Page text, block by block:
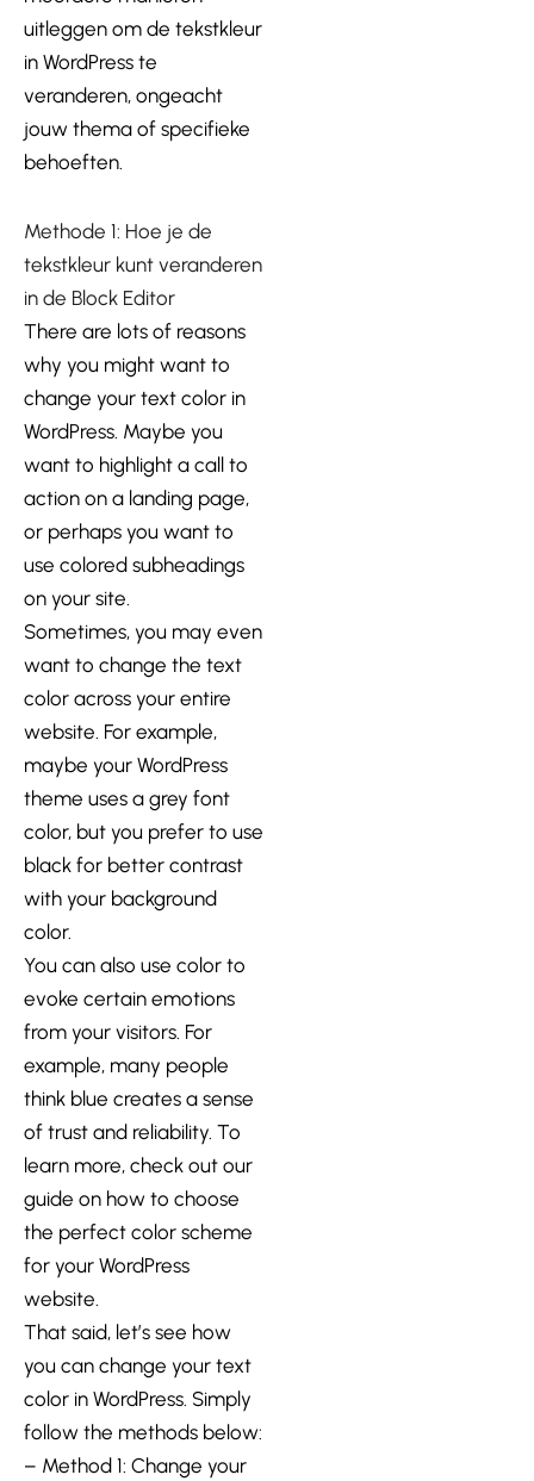
uitleggen om de tekstkleur
in WordPress te
veranderen, ongeacht
jouw thema of specifieke
behoeften.
Methode 1: Hoe je de
tekstkleur kunt veranderen
in de Block Editor
There are lots of reasons
why you might want to
change your text color in
WordPress. Maybe you
want to highlight a call to
action on a landing page,
or perhaps you want to
use colored subheadings
on your site.
Sometimes, you may even
want to change the text
color across your entire
website. For example,
maybe your WordPress
theme uses a grey font
color, but you prefer to use
black for better contrast
with your background
color.
You can also use color to
evoke certain emotions
from your visitors. For
example, many people
think blue creates a sense
of trust and reliability. To
learn more, check out our
guide on how to choose
the perfect color scheme
for your WordPress
website.
That said, let’s see how
you can change your text
color in WordPress. Simply
follow the methods below:
– Method 1: Change your